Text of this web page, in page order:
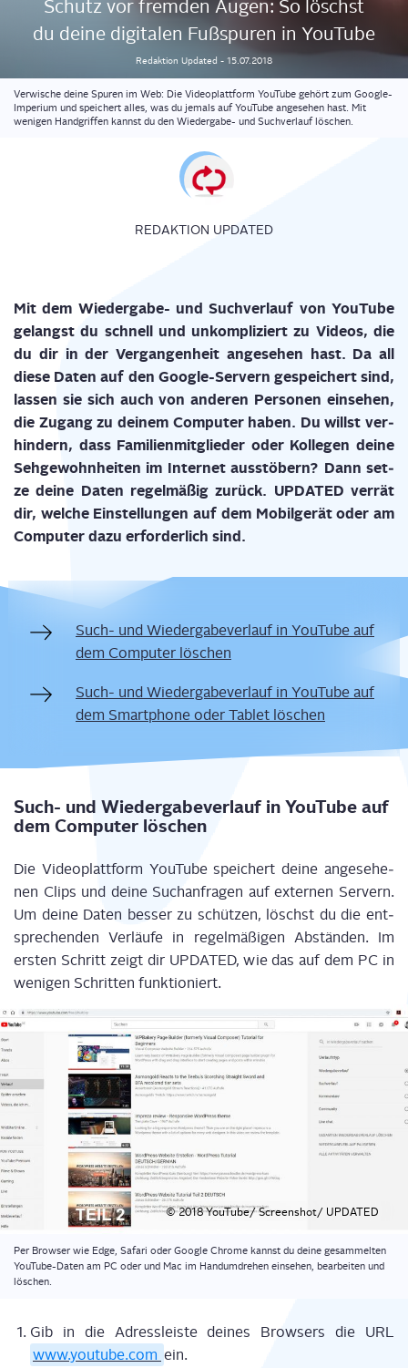
Schutz vor frem­den Augen: So löschst
du dei­ne digi­ta­len Fuß­spu­ren in YouTube
Redaktion Updated - 15.07.2018
Verwische deine Spuren im Web: Die Videoplattform YouTube gehört zum Google-
Imperium und speichert alles, was du jemals auf YouTube angesehen hast. Mit
wenigen Handgriffen kannst du den Wiedergabe- und Suchverlauf löschen.
REDAKTION UPDATED
Mit dem Wie­der­ga­be- und Such­ver­lauf von You­Tube
gelangst du schnell und unkom­pli­ziert zu Vide­os, die
du dir in der Ver­gan­gen­heit ange­se­hen hast. Da all
die­se Daten auf den Goog­le-Ser­vern gespei­chert sind,
las­sen sie sich auch von ande­ren Per­so­nen ein­se­hen,
die Zugang zu dei­nem Com­pu­ter haben. Du willst ver­
hin­dern, dass Fami­li­en­mit­glie­der oder Kol­le­gen dei­ne
Seh­ge­wohn­hei­ten im Inter­net aus­stö­bern? Dann set­
ze dei­ne Daten regel­mä­ßig zurück. UPDATED ver­rät
dir, wel­che Ein­stel­lun­gen auf dem Mobil­ge­rät oder am
Com­pu­ter dazu erfor­der­lich sind.
Such- und Wie­der­ga­be­ver­lauf in You­Tube auf
dem Com­pu­ter löschen
Such- und Wie­der­ga­be­ver­lauf in You­Tube auf
dem Smart­phone oder Tablet löschen
Such- und Wie­der­ga­be­ver­lauf in You­Tube auf
dem Com­pu­ter löschen
Die Video­platt­form You­Tube spei­chert dei­ne ange­se­he­
nen Clips und dei­ne Such­an­fra­gen auf exter­nen Ser­vern.
Um dei­ne Daten bes­ser zu schüt­zen, löschst du die ent­
spre­chen­den Ver­läu­fe in regel­mä­ßi­gen Abstän­den. Im
ers­ten Schritt zeigt dir UPDATED, wie das auf dem PC in
weni­gen Schrit­ten funktioniert.
© 2018 YouTube/ Screenshot/ UPDATED
Per Brow­ser wie Edge, Safa­ri oder Goog­le Chro­me kannst du dei­ne gesam­mel­ten
You­Tube-Daten am PC oder und Mac im Hand­um­dre­hen ein­se­hen, bear­bei­ten und
löschen.
Gib in die Adress­leis­te dei­nes Brow­sers die URL
www.youtube.com ein.